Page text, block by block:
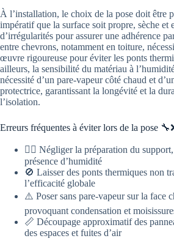
À l’installation, le choix de la pose doit être
impératif que la surface soit propre, sèche et
d’irrégularités pour assurer une adhérence
entre chevrons, notamment en toiture,
œuvre rigoureuse pour éviter les ponts
ailleurs, la sensibilité du matériau à
nécessité d’un pare-vapeur côté chaud et
protectrice, garantissant la longévité et la
l’isolation.
Erreurs fréquentes à éviter lors de la pose
🙅‍♂️ Négliger la préparation du
présence d’humidité
🚫 Laisser des ponts thermiques non
l’efficacité globale
⚠️ Poser sans pare-vapeur sur la face
provoquant condensation et
📏 Découpage approximatif des
des espaces et fuites d’air